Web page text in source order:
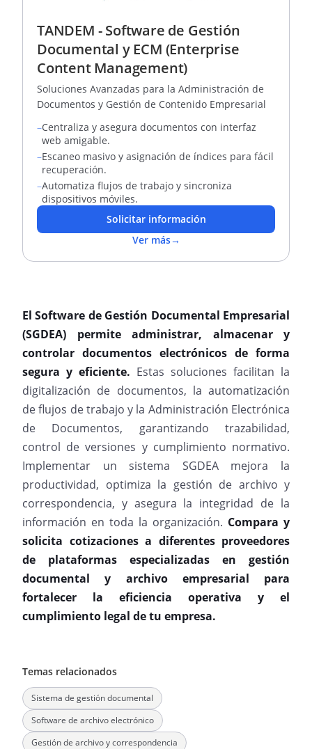
TANDEM - Software de Gestión
Documental y ECM (Enterprise
Content Management)
Soluciones Avanzadas para la Administración de
Documentos y Gestión de Contenido Empresarial
–Centraliza y asegura documentos con interfaz
web amigable.
–Escaneo masivo y asignación de índices para fácil
recuperación.
–Automatiza flujos de trabajo y sincroniza
dispositivos móviles.
Solicitar información
Ver más→
El Software de Gestión Documental Empresarial
(SGDEA) permite administrar, almacenar y
controlar documentos electrónicos de forma
segura y eficiente. Estas soluciones facilitan la
digitalización de documentos, la automatización
de flujos de trabajo y la Administración Electrónica
de Documentos, garantizando trazabilidad,
control de versiones y cumplimiento normativo.
Implementar un sistema SGDEA mejora la
productividad, optimiza la gestión de archivo y
correspondencia, y asegura la integridad de la
información en toda la organización. Compara y
solicita cotizaciones a diferentes proveedores
de
plataformas especializadas en gestión
documental y archivo empresarial para
fortalecer la eficiencia operativa y el
cumplimiento legal de tu empresa.
Temas relacionados
Sistema de gestión documental
Software de archivo electrónico
Gestión de archivo y correspondencia